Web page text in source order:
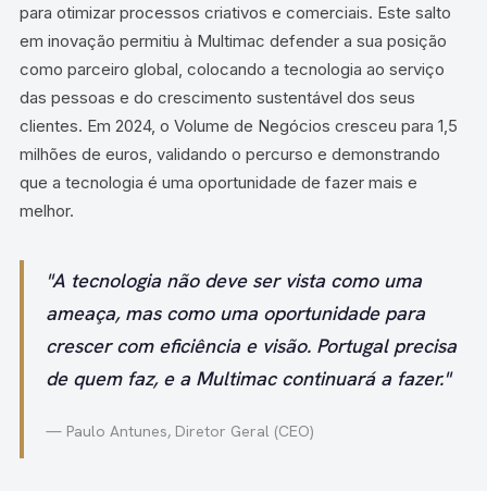
para otimizar processos criativos e comerciais. Este salto
em inovação permitiu à Multimac defender a sua posição
como parceiro global, colocando a tecnologia ao serviço
das pessoas e do crescimento sustentável dos seus
clientes. Em 2024, o Volume de Negócios cresceu para 1,5
milhões de euros, validando o percurso e demonstrando
que a tecnologia é uma oportunidade de fazer mais e
melhor.
"A tecnologia não deve ser vista como uma
ameaça, mas como uma oportunidade para
crescer com eficiência e visão. Portugal precisa
de quem faz, e a Multimac continuará a fazer."
— Paulo Antunes, Diretor Geral (CEO)